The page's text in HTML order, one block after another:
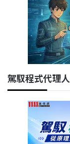
駕馭程式代理人